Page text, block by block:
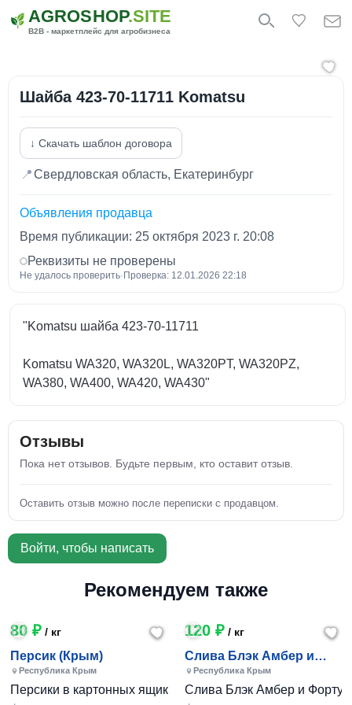
AGROSHOP.SITE
B2B - маркетплейс для агробизнеса
Шайба 423-70-11711 Komatsu
↓ Скачать шаблон договора
📍Свердловская область, Екатеринбург
Объявления продавца
Время публикации: 25 октября 2023 г. 20:08
Реквизиты не проверены
Не удалось проверить· Проверка: 12.01.2026 22:18
"Komatsu шайба 423-70-11711
Komatsu WA320, WA320L, WA320PT, WA320PZ,
WA380, WA400, WA420, WA430"
Отзывы
Пока нет отзывов. Будьте первым, кто оставит отзыв.
Оставить отзыв можно после переписки с продавцом.
Войти, чтобы написать
Рекомендуем также
80 ₽ / кг
Персик (Крым)
Республика Крым
Персики в картонных ящиках по 7-10 кг. Цена 80-200 руб
120 ₽/ кг
Слива Блэк Амбер и
Фортуна (Крым)
Республика Крым
Слива Блэк Амбер и